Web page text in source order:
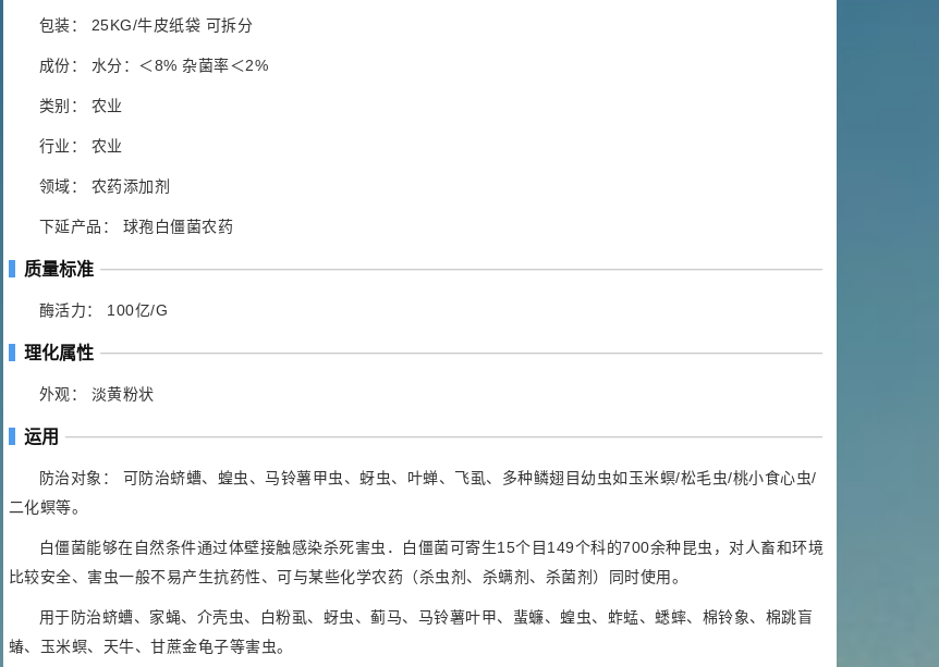
包装： 25KG/牛皮纸袋 可拆分
成份： 水分：＜8% 杂菌率＜2%
类别： 农业
行业： 农业
领域： 农药添加剂
下延产品： 球孢白僵菌农药
质量标准
酶活力： 100亿/G
理化属性
外观： 淡黄粉状
运用
防治对象： 可防治蛴螬、蝗虫、马铃薯甲虫、蚜虫、叶蝉、飞虱、多种鳞翅目幼虫如玉米螟/松毛虫/桃小食心虫/
二化螟等。
白僵菌能够在自然条件通过体壁接触感染杀死害虫．白僵菌可寄生15个目149个科的700余种昆虫，对人畜和环境
比较安全、害虫一般不易产生抗药性、可与某些化学农药（杀虫剂、杀螨剂、杀菌剂）同时使用。
用于防治蛴螬、家蝇、介壳虫、白粉虱、蚜虫、蓟马、马铃薯叶甲、蜚蠊、蝗虫、蚱蜢、蟋蟀、棉铃象、棉跳盲
蝽、玉米螟、天牛、甘蔗金龟子等害虫。
浏览量 - 10w+
253
浏览量 - 5.51w
4 N-羟甲基丙烯酰胺 98% NMA
浏览量 - 1.98w